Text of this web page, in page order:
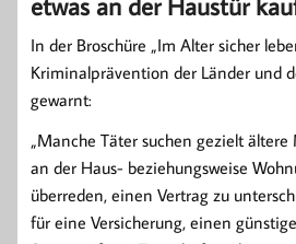
In der Broschüre „Im Alter sicher
Kriminalprävention der Länder und
gewarnt:
„Manche Täter suchen gezielt
an der Haus- beziehungsweise
überreden, einen Vertrag zu
für eine Versicherung, einen